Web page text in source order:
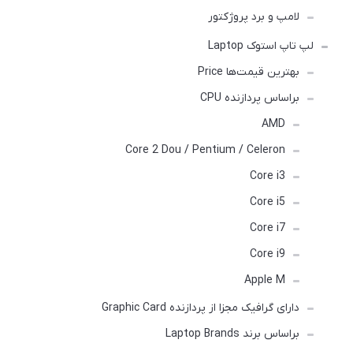
لامپ و برد پروژکتور
لپ تاپ استوک Laptop
بهترین قیمت‌ها Price
براساس پردازنده CPU
AMD
Core 2 Dou / Pentium / Celeron
Core i3
Core i5
Core i7
Core i9
Apple M
دارای گرافیک مجزا از پردازنده Graphic Card
براساس برند Laptop Brands